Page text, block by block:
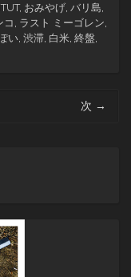
, おみやげ バリ島
コ ラスト ミーゴレン
い 渋滞 白米 終盤
次 →